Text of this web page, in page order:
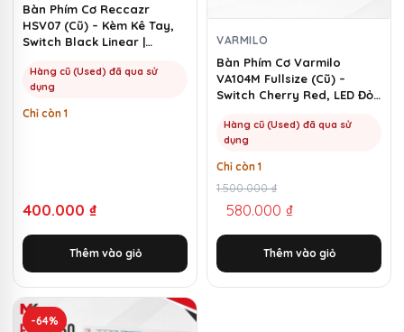
Bàn Phím Cơ Reccazr
HSV07 (Cũ) – Kèm Kê Tay,
Switch Black Linear |
Hàng cũ (Used) đã qua sử
dụng
Chỉ còn 1
400.000 ₫
Thêm vào giỏ
VARMILO
Bàn Phím Cơ Varmilo
VA104M Fullsize (Cũ) –
Switch Cherry Red, LED Đỏ |
Hàng cũ (Used) đã qua sử
dụng
Chỉ còn 1
1.500.000₫
Giá
gốc
là:
1.500.000 ₫.
580.000 ₫
Giá
hiện
tại
là:
580.000 ₫.
Thêm vào giỏ
-64%